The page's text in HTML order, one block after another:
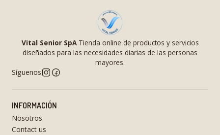
Vital Senior SpATienda online de productos y servicios
diseñados para las necesidades diarias de las personas
mayores.
Síguenos
INFORMACIÓN
Nosotros
Contact us